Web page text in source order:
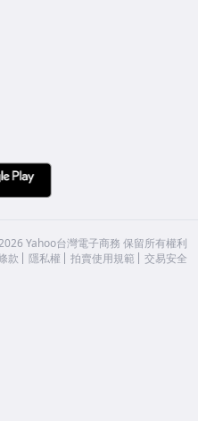
Yahoo台灣電子商務 保留所有權利
款
隱私權 拍賣使用規範 交易安全